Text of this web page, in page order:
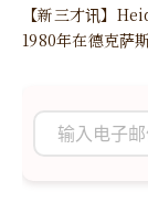
【新三才讯】
1980年在德克萨